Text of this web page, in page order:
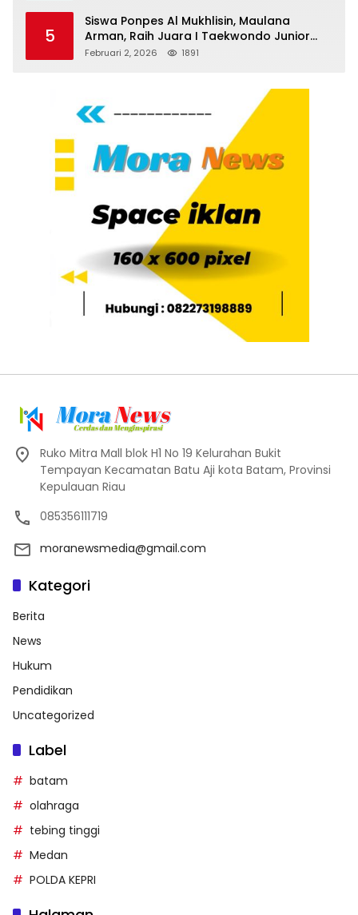
5
Siswa Ponpes Al Mukhlisin, Maulana
Arman, Raih Juara I Taekwondo Junior
Putra di Riau National Championship 2026
Februari 2, 2026 1891
Ruko Mitra Mall blok H1 No 19 Kelurahan Bukit
Tempayan Kecamatan Batu Aji kota Batam, Provinsi
Kepulauan Riau
085356111719
moranewsmedia@gmail.com
Kategori
Berita
News
Hukum
Pendidikan
Uncategorized
Label
batam
olahraga
tebing tinggi
Medan
POLDA KEPRI